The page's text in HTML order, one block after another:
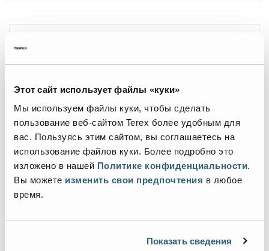
Этот сайт использует файлы «куки»
Мы используем файлы куки, чтобы сделать
пользование веб-сайтом Terex более удобным для
вас. Пользуясь этим сайтом, вы соглашаетесь на
использование файлов куки. Более подробно это
изложено в нашей Политике конфиденциальности.
Вы можете изменить свои предпочтения в любое
время.
Показать сведения
Specification Value
Максимальная рабочая высота –| 17,59
м
Макс. горизонтальный вылет – | 9,37 м
Макс. зазор до препятствия внизу при
переносе
–| 7,39 м
Грузоподъемность платформы –| 227 кг